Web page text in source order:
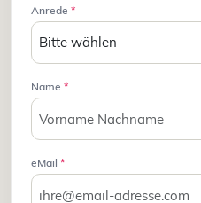
Anrede*
Name*
eMail*